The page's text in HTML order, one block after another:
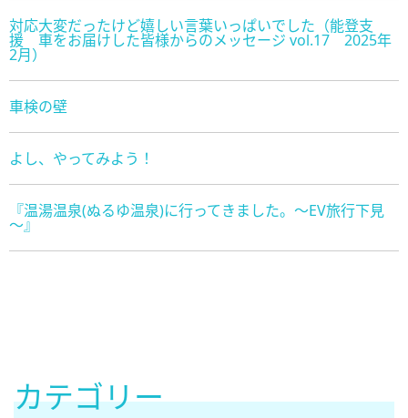
対応大変だったけど嬉しい言葉いっぱいでした（能登支
援 車をお届けした皆様からのメッセージ vol.17 2025年
2月）
車検の壁
よし、やってみよう！
『温湯温泉(ぬるゆ温泉)に行ってきました。～EV旅行下見
～』
カテゴリー